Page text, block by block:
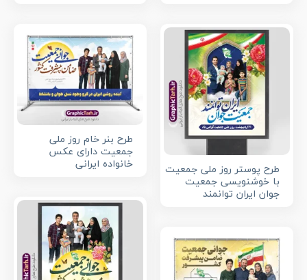
طرح پوستر روز ملی جمعیت
با خوشنویسی جمعیت
جوان ایران توانمند
طرح بنر خام روز ملی
جمعیت دارای عکس
خانواده ایرانی